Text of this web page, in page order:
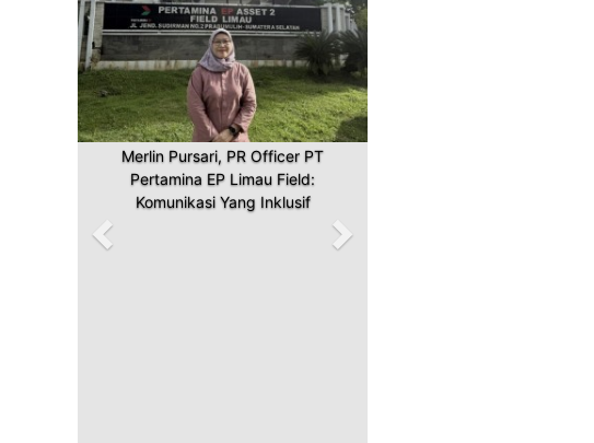
Merlin Pursari, PR Officer PT
Pertamina EP Limau Field:
Komunikasi Yang Inklusif